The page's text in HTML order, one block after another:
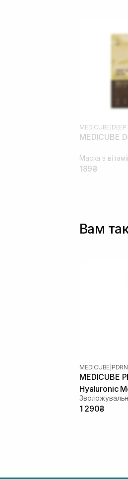
MEDICUBE
MEDICUBE
189₴
Вам
MEDICUBE
MEDICUBE
Hyaluronic
50 мл
1 290₴